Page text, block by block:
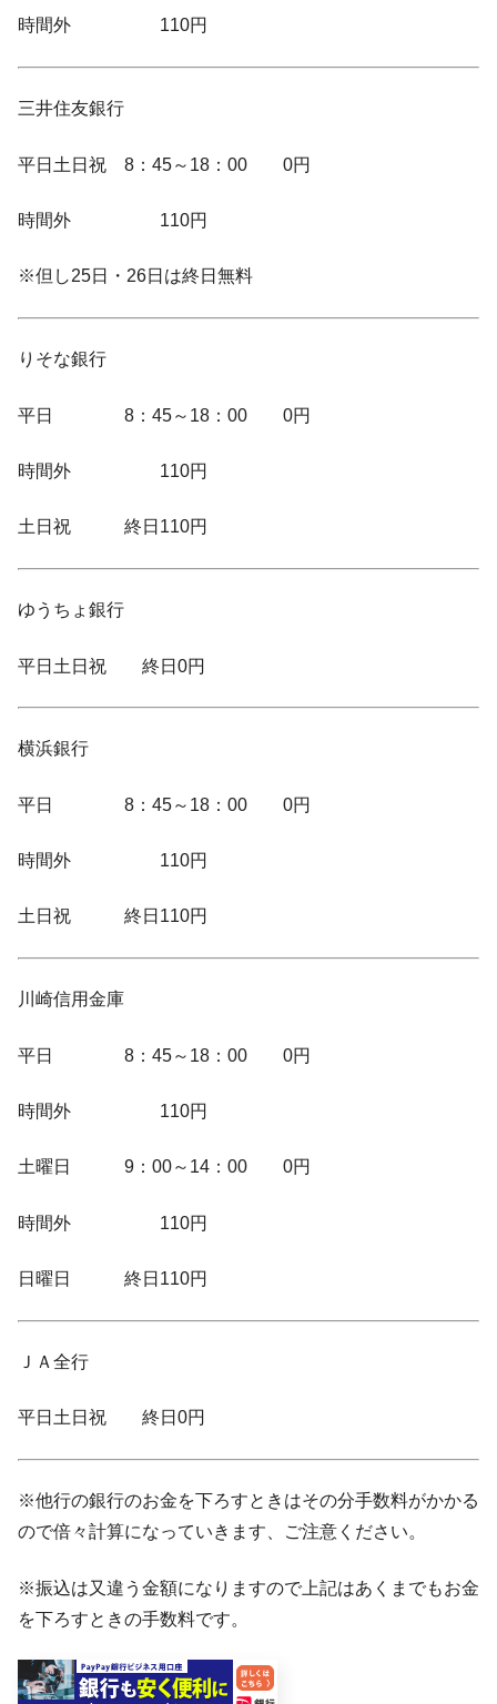
時間外 110円
三井住友銀行
平日土日祝 8：45～18：00 0円
時間外 110円
※但し25日・26日は終日無料
りそな銀行
平日 8：45～18：00 0円
時間外 110円
土日祝 終日110円
ゆうちょ銀行
平日土日祝 終日0円
横浜銀行
平日 8：45～18：00 0円
時間外 110円
土日祝 終日110円
川崎信用金庫
平日 8：45～18：00 0円
時間外 110円
土曜日 9：00～14：00 0円
時間外 110円
日曜日 終日110円
ＪＡ全行
平日土日祝 終日0円
※他行の銀行のお金を下ろすときはその分手数料がかかる
ので倍々計算になっていきます、ご注意ください。
※振込は又違う金額になりますので上記はあくまでもお金
を下ろすときの手数料です。